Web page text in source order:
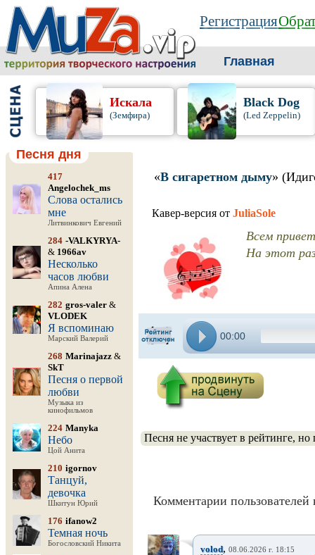
Регистрация
Главная
Искала
(Земфира)
Black Dog
(Led Zeppelin)
Песня дня
417
Angelochek_ms
Слова остались
мне
Литвинкович Евгений
284 -VALKYRYA-
& 1966av
Несколько
часов любви
Апина Алена
282 gros-valer &
VLODEK
Я вспоминаю
Марский Валерий
268 Marinajazz &
SkT
Песня о первой
любви
Музыка из
кинофильмов
224 Manyka
Небо
Цой Анита
210 igornov
Танцуй,
девочка
Шкитун Юрий
176 ifanow2
Темная ночь
Богословский Никита
«В сигаретном дыму»
Кавер-версия от JuliaSole
Всем
На этот
00:00
Песня не участвует в рейтинге,
Комментарии пользователей
volod, 08.06.2026 г. 18:15